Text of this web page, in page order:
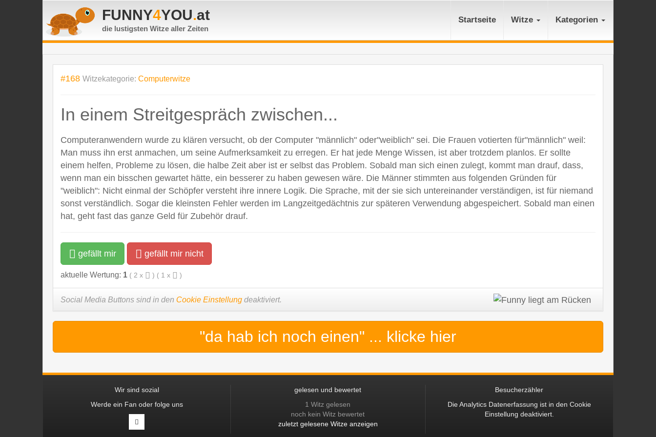
FUNNY4YOU.at
die lustigsten Witze aller Zeiten
Startseite Witze Kategorien
#168 Witzekategorie: Computerwitze
In einem Streitgespräch zwischen...
Computeranwendern wurde zu klären versucht, ob der Computer "männlich" oder"weiblich" sei. Die Frauen votierten für"männlich" weil:
Man muss ihn erst anmachen, um seine Aufmerksamkeit zu erregen. Er hat jede Menge Wissen, ist aber trotzdem planlos. Er sollte
einem helfen, Probleme zu lösen, die halbe Zeit aber ist er selbst das Problem. Sobald man sich einen zulegt, kommt man drauf, dass,
wenn man ein bisschen gewartet hätte, ein besserer zu haben gewesen wäre. Die Männer stimmten aus folgenden Gründen für
"weiblich": Nicht einmal der Schöpfer versteht ihre innere Logik. Die Sprache, mit der sie sich untereinander verständigen, ist für niemand
sonst verständlich. Sogar die kleinsten Fehler werden im Langzeitgedächtnis zur späteren Verwendung abgespeichert. Sobald man einen
hat, geht fast das ganze Geld für Zubehör drauf.
gefällt mir gefällt mir nicht
aktuelle Wertung: 1 ( 2 x ) ( 1 x )
Social Media Buttons sind in den Cookie Einstellung deaktiviert.
"da hab ich noch einen" ... klicke hier
Wir sind sozial
Werde ein Fan oder folge uns
gelesen und bewertet
1 Witz gelesen
noch kein Witz bewertet
zuletzt gelesene Witze anzeigen
Besucherzähler
Die Analytics Datenerfassung ist in den Cookie
Einstellung deaktiviert.